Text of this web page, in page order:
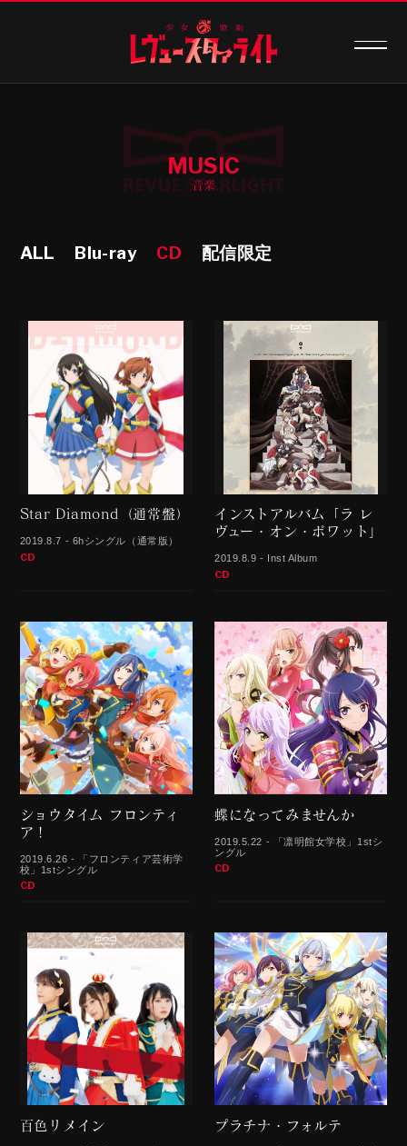
MUSIC
音楽
ALL Blu-ray CD 配信限定
Star Diamond（通常盤）
2019.8.7 - 6hシングル（通常版）
CD
インストアルバム「ラ レ
ヴュー・オン・ボワット」
2019.8.9 - Inst Album
CD
ショウタイム フロンティ
ア！
2019.6.26 - 「フロンティア芸術学
校」1stシングル
CD
蝶になってみませんか
2019.5.22 - 「凛明館女学校」1stシ
ングル
CD
百色リメイン プラチナ・フォルテ